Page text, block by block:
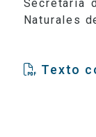
Secretaría
Naturales
Texto